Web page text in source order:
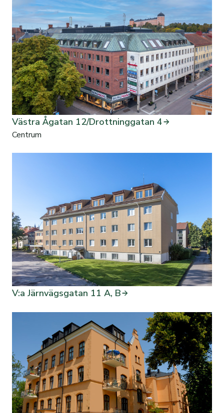
Västra Ågatan 12/Drottninggatan 4
Centrum
V:a Järnvägsgatan 11 A, B